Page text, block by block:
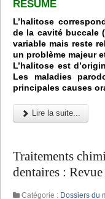
RÉSUMÉ
L’halitose
de la cavité buccale
variable mais reste
un problème majeur
L’halitose est
Les maladies
principales causes
Lire la suite...
Traitements
dentaires :
Catégorie : Dossiers du